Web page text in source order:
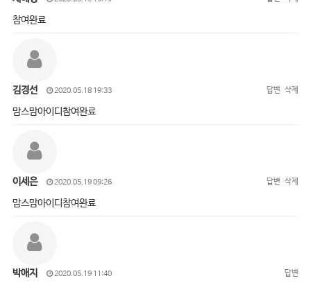
참여완료
김경선 2020.05.18 19:33 답변 삭제
맘스맘아이디참여완료
이세은 2020.05.19 09:26 답변 삭제
맘스맘아이디참여완료
박애지 2020.05.19 11:40 답변